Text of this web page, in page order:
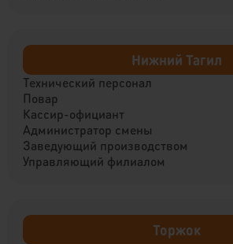
Нижний Тагил
Технический персонал
Повар
Кассир-официант
Администратор смены
Заведующий производством
Управляющий филиалом
Торжок